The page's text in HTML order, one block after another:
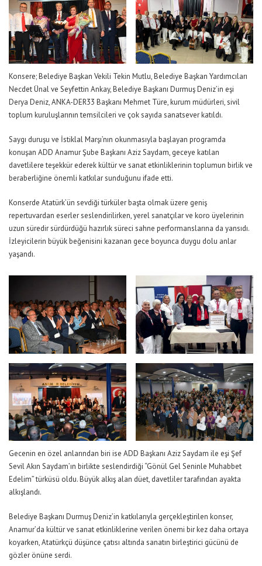
Konsere; Belediye Başkan Vekili Tekin Mutlu, Belediye Başkan Yardımcıları
Necdet Ünal ve Seyfettin Ankay, Belediye Başkanı Durmuş Deniz’in eşi
Derya Deniz, ANKA-DER33 Başkanı Mehmet Türe, kurum müdürleri, sivil
toplum kuruluşlarının temsilcileri ve çok sayıda sanatsever katıldı.
Saygı duruşu ve İstiklal Marşı’nın okunmasıyla başlayan programda
konuşan ADD Anamur Şube Başkanı Aziz Saydam, geceye katılan
davetlilere teşekkür ederek kültür ve sanat etkinliklerinin toplumun birlik ve
beraberliğine önemli katkılar sunduğunu ifade etti.
Konserde Atatürk’ün sevdiği türküler başta olmak üzere geniş
repertuvardan eserler seslendirilirken, yerel sanatçılar ve koro üyelerinin
uzun süredir sürdürdüğü hazırlık süreci sahne performanslarına da yansıdı.
İzleyicilerin büyük beğenisini kazanan gece boyunca duygu dolu anlar
yaşandı.
Gecenin en özel anlarından biri ise ADD Başkanı Aziz Saydam ile eşi Şef
Sevil Akın Saydam’ın birlikte seslendirdiği “Gönül Gel Seninle Muhabbet
Edelim” türküsü oldu. Büyük alkış alan düet, davetliler tarafından ayakta
alkışlandı.
Belediye Başkanı Durmuş Deniz’in katkılarıyla gerçekleştirilen konser,
Anamur’da kültür ve sanat etkinliklerine verilen önemi bir kez daha ortaya
koyarken, Atatürkçü düşünce çatısı altında sanatın birleştirici gücünü de
gözler önüne serdi.